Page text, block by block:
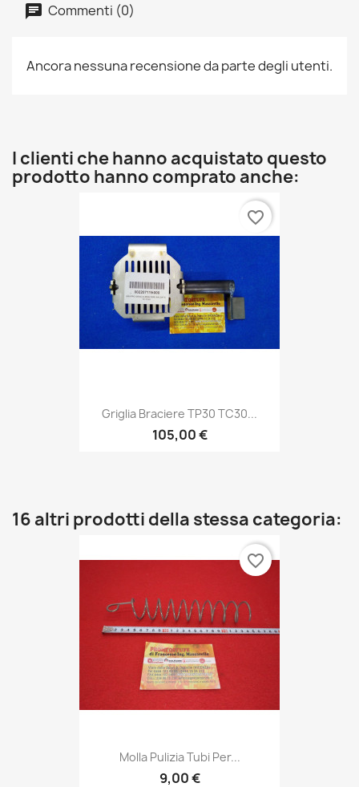
Commenti (0)
Ancora nessuna recensione da parte degli utenti.
I clienti che hanno acquistato questo
prodotto hanno comprato anche:
Griglia Braciere TP30 TC30...
105,00 €
favorite_border
16 altri prodotti della stessa categoria:
Molla Pulizia Tubi Per...
9,00 €
favorite_border